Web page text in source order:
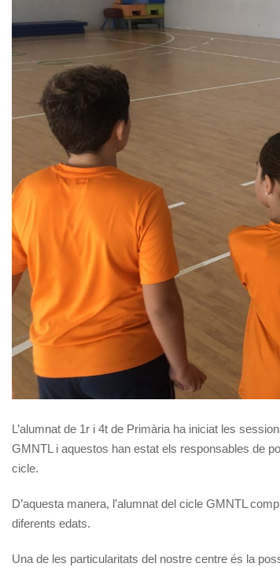
L’alumnat de 1r i 4t de Primària ha iniciat les
GMNTL i aquestos han estat els responsables de
cicle.
D’aquesta manera, l’alumnat del cicle GMNTL
diferents edats.
Una de les particularitats del nostre centre és la